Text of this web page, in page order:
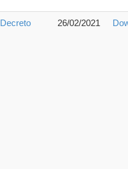
Decreto 26/02/2021